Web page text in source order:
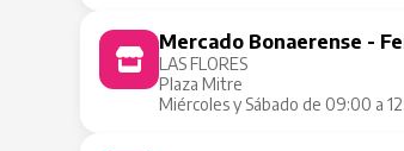
Mercado Bonaerense -
LAS FLORES
Plaza Mitre
Miércoles y Sábado de 09:00 a